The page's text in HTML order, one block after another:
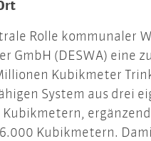
Rolle kommunaler
GmbH (DESWA) eine
Kubikmeter
System aus drei
Kubikmetern.